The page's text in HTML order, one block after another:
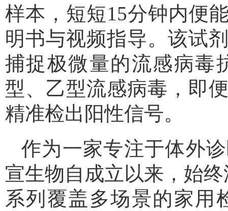
样本，短短15分钟内便
明书与视频指导。该试
捕捉极微量的流感病毒
型、乙型流感病毒，即
精准检出阳性信号。
作为一家专注于体外
宣生物自成立以来，始
系列覆盖多场景的家用